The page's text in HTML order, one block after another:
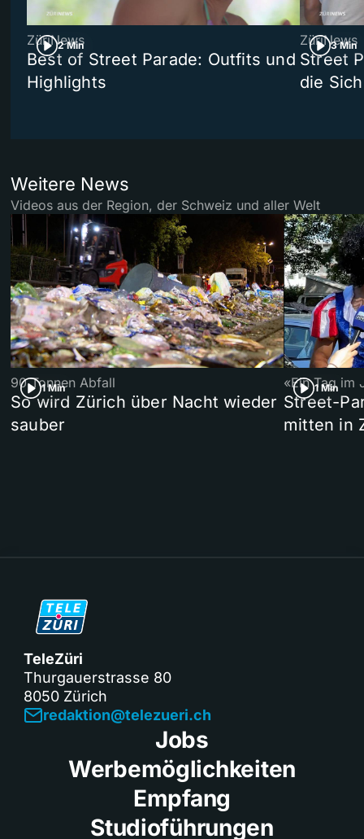
2 Min
ZüriNews
Best of Street Parade: Outfits und
Highlights
3 Min
ZüriNews
Street
die
Weitere News
Videos aus der Region, der Schweiz und aller Welt
1 Min
90 Tonnen Abfall
So wird Zürich über Nacht wieder
sauber
1 Min
«Ein Tag im
Street-
mitten in
TeleZüri
Thurgauerstrasse 80
8050 Zürich
redaktion@telezueri.ch
Jobs
Werbemöglichkeiten
Empfang
Studioführungen